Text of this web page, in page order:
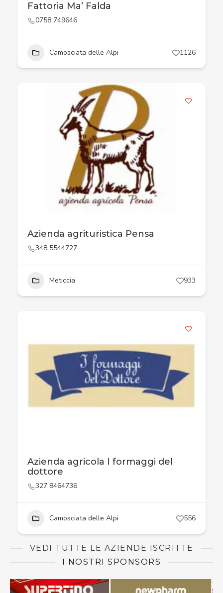
Fattoria Ma’ Falda
0758 749646
Camosciata delle Alpi 1126
Azienda agrituristica Pensa
348 5544727
Meticcia 933
Azienda agricola I formaggi del
dottore
327 8464736
Camosciata delle Alpi 556
VEDI TUTTE LE AZIENDE ISCRITTE
I NOSTRI SPONSORS